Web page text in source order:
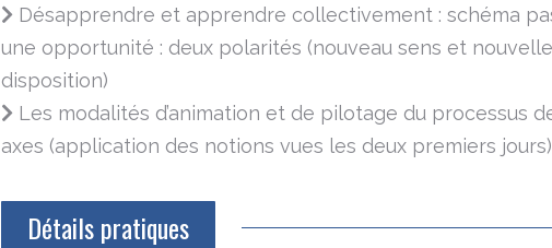
Désapprendre et apprendre collectivement : schéma
une opportunité : deux polarités (nouveau sens et
disposition)
Les modalités d’animation et de pilotage du processus
axes (application des notions vues les deux premiers jours)
Détails pratiques